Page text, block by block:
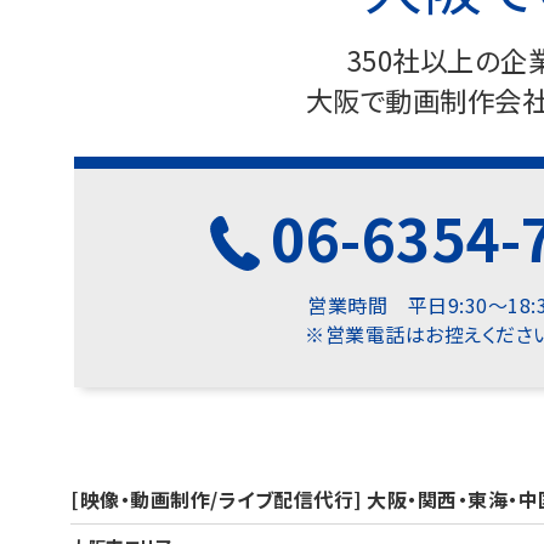
350社以上の企
大阪で動画制作会
06-6354-
営業時間 平日9:30～
※営業電話はお控えくださ
[映像・動画制作/ライブ配信代行] 大阪・関西・東海・